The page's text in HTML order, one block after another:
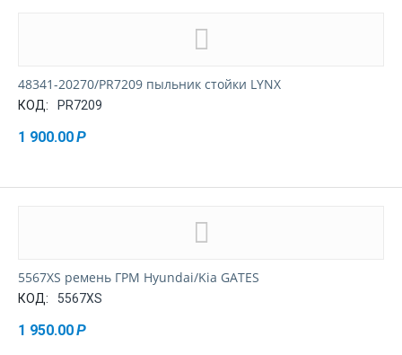
48341-20270/PR7209 пыльник стойки LYNX
КОД: PR7209
1 900.00Р
5567XS ремень ГРМ Hyundai/Kia GATES
КОД: 5567XS
1 950.00Р